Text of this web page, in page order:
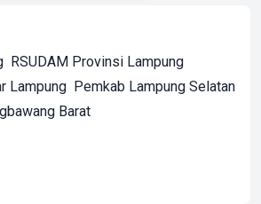
RSUDAM Provinsi Lampung
Lampung Pemkab Lampung Selatan
Barat